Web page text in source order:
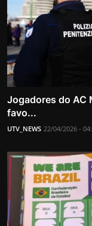
Jogadores do AC
favo...
UTV_NEWS 22/04/2026 -